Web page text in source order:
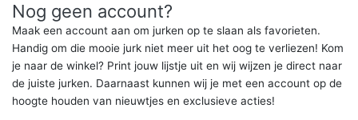
Nog geen account?
Maak een account aan om jurken op te slaan als favorieten.
Handig om die mooie jurk niet meer uit het oog te verliezen! Kom
je naar de winkel? Print jouw lijstje uit en wij wijzen je direct naar
de juiste jurken. Daarnaast kunnen wij je met een account op de
hoogte houden van nieuwtjes en exclusieve acties!